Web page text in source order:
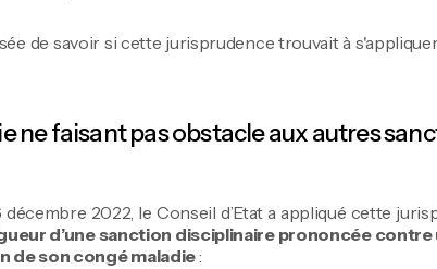
de savoir si cette jurisprudence trouvait à
ne faisant pas obstacle aux autres
2022, le Conseil d’Etat a appliqué cette
d’une sanction disciplinaire prononcée
de son congé maladie: